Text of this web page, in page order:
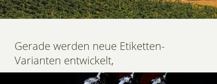
Gerade werden neue Etiketten-
Varianten entwickelt,